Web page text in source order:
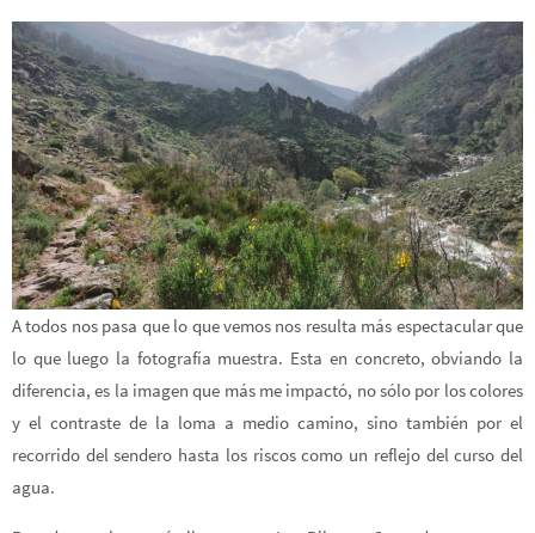
A todos nos pasa que lo que vemos nos resulta más espectacular que
lo que luego la fotografía muestra. Esta en concreto, obviando la
diferencia, es la imagen que más me impactó, no sólo por los colores
y el contraste de la loma a medio camino, sino también por el
recorrido del sendero hasta los riscos como un reflejo del curso del
agua.